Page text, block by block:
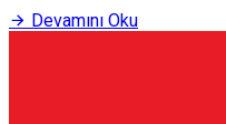
Devamını Oku